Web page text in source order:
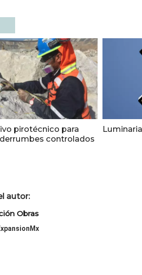
pirotécnico para
controlados
autor:
Obras